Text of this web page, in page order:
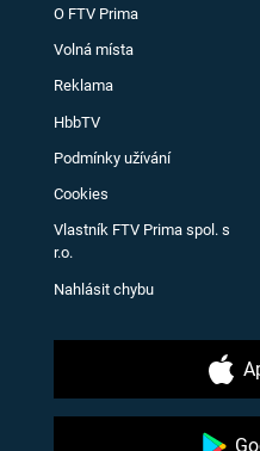
O FTV Prima
Volná místa
Reklama
HbbTV
Podmínky užívání
Cookies
Vlastník FTV Prima spol. s
r.o.
Nahlásit chybu